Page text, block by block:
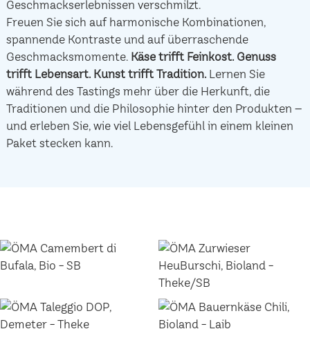
Geschmackserlebnissen verschmilzt.
Freuen Sie sich auf harmonische Kombinationen,
spannende Kontraste und auf überraschende
Geschmacksmomente. Käse trifft Feinkost. Genuss
trifft Lebensart. Kunst trifft Tradition.Lernen Sie
während des Tastings mehr über die Herkunft, die
Traditionen und die Philosophie hinter den Produkten –
und erleben Sie, wie viel Lebensgefühl in einem kleinen
Paket stecken kann.